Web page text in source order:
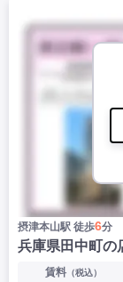
摂津本山駅 徒歩6分
兵庫県田中町の
賃料（税込）